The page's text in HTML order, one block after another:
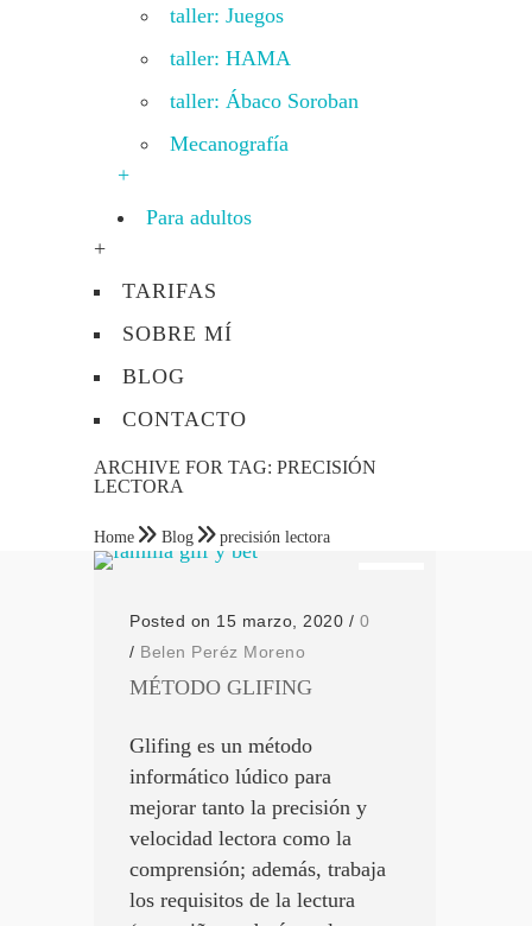
taller: Juegos
taller: HAMA
taller: Ábaco Soroban
Mecanografía
+
Para adultos
+
TARIFAS
SOBRE MÍ
BLOG
CONTACTO
ARCHIVE FOR TAG: PRECISIÓN
LECTORA
Home Blog precisión lectora
Posted on 15 marzo, 2020 / 0
/ Belen Peréz Moreno
MÉTODO GLIFING
Glifing es un método
informático lúdico para
mejorar tanto la precisión y
velocidad lectora como la
comprensión; además, trabaja
los requisitos de la lectura